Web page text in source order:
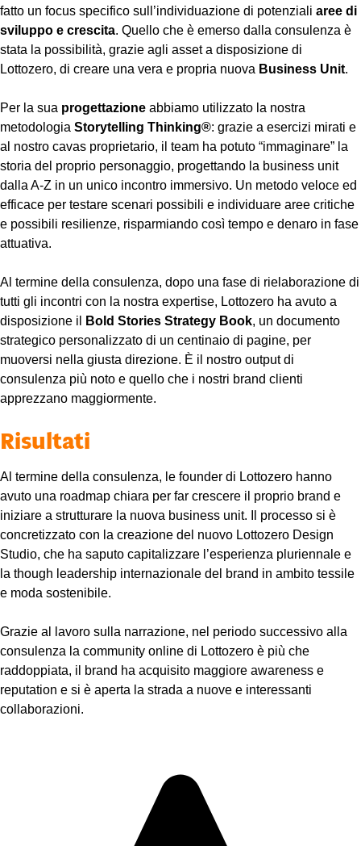
fatto un focus specifico sull’individuazione di potenziali aree di
sviluppo e crescita. Quello che è emerso dalla consulenza è
stata la possibilità, grazie agli asset a disposizione di
Lottozero, di creare una vera e propria nuova Business Unit.
Per la sua progettazione abbiamo utilizzato la nostra
metodologia Storytelling Thinking®: grazie a esercizi mirati e
al nostro cavas proprietario, il team ha potuto “immaginare” la
storia del proprio personaggio, progettando la business unit
dalla A-Z in un unico incontro immersivo. Un metodo veloce ed
efficace per testare scenari possibili e individuare aree critiche
e possibili resilienze, risparmiando così tempo e denaro in fase
attuativa.
Al termine della consulenza, dopo una fase di rielaborazione di
tutti gli incontri con la nostra expertise, Lottozero ha avuto a
disposizione il
Bold Stories Strategy Book, un documento
strategico personalizzato di un centinaio di pagine, per
muoversi nella giusta direzione. È il nostro output di
consulenza più noto e quello che i nostri brand clienti
apprezzano maggiormente.
Risultati
Al termine della consulenza, le founder di Lottozero hanno
avuto una roadmap chiara per far crescere il proprio brand e
iniziare a strutturare la nuova business unit. Il processo si è
concretizzato con la creazione del nuovo Lottozero Design
Studio, che ha saputo capitalizzare l’esperienza pluriennale e
la though leadership internazionale del brand in ambito tessile
e moda sostenibile.
Grazie al lavoro sulla narrazione, nel periodo successivo alla
consulenza la community online di Lottozero è più che
raddoppiata, il brand ha acquisito maggiore awareness e
reputation e si è aperta la strada a nuove e interessanti
collaborazioni.